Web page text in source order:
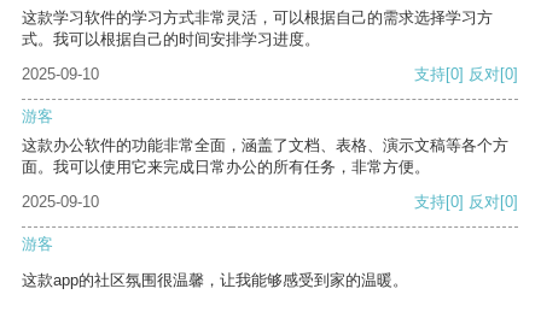
这款学习软件的学习方式非常灵活，可以根据自己的需求选择学习方
式。我可以根据自己的时间安排学习进度。
2025-09-10
支持[0] 反对[0]
游客
这款办公软件的功能非常全面，涵盖了文档、表格、演示文稿等各个方
面。我可以使用它来完成日常办公的所有任务，非常方便。
2025-09-10
支持[0] 反对[0]
游客
这款app的社区氛围很温馨，让我能够感受到家的温暖。